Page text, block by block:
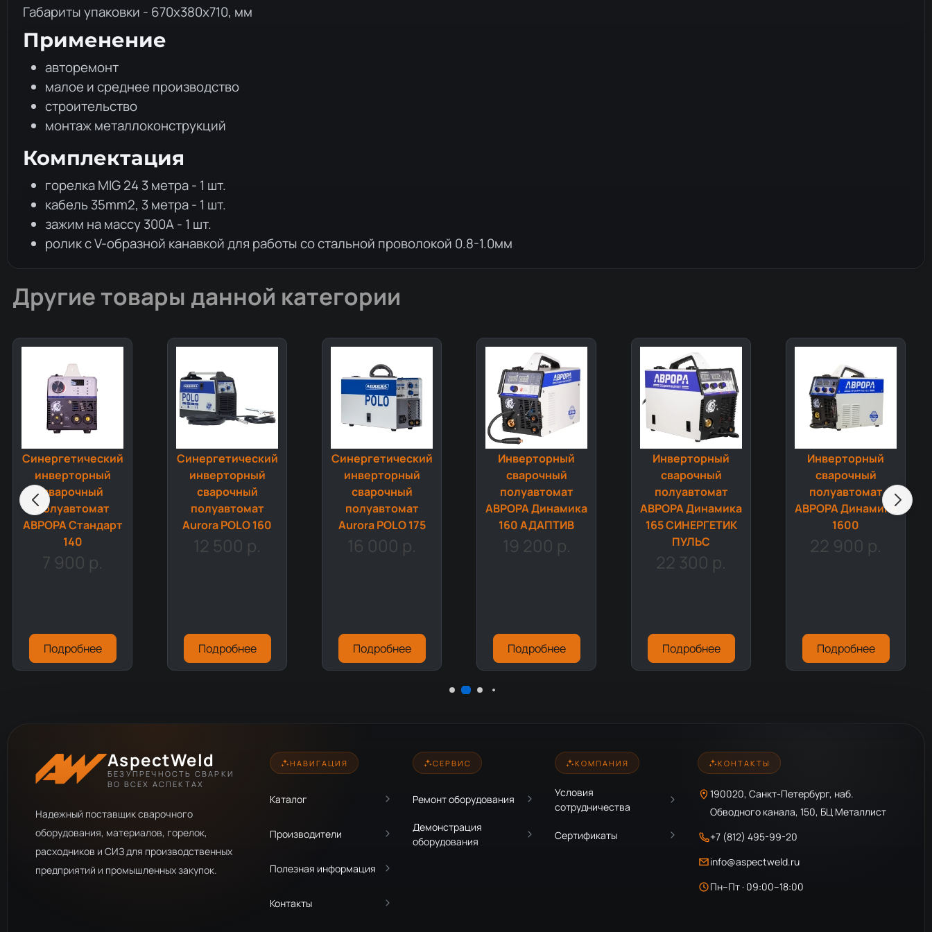
Габариты упаковки - 670х380х710, мм
Применение
авторемонт
малое и среднее производство
строительство
монтаж металлоконструкций
Комплектация
горелка MIG 24 3 метра - 1 шт.
кабель 35mm2, 3 метра - 1 шт.
зажим на массу 300А - 1 шт.
ролик с V-образной канавкой для работы со стальной проволокой 0.8-1.0мм
Другие товары данной категории
Синергетический
инверторный
сварочный
полуавтомат
АВРОРА Стандарт
140
7 900 р.
Подробнее
Синергетический
инверторный
сварочный
полуавтомат
Aurora POLO 160
12 500 р.
Подробнее
Синергетический
инверторный
сварочный
полуавтомат
Aurora POLO 175
16 000 р.
Подробнее
Инверторный
сварочный
полуавтомат
АВРОРА Динамика
160 АДАПТИВ
19 200 р.
Подробнее
Инверторный
сварочный
полуавтомат
АВРОРА Динамика
165 СИНЕРГЕТИК
ПУЛЬС
22 300 р.
Подробнее
Инверторный
сварочный
полуавтомат
АВРОРА Динамика
1600
22 900 р.
Подробнее
AspectWeld
БЕЗУПРЕЧНОСТЬ СВАРКИ
ВО ВСЕХ АСПЕКТАХ
Надежный поставщик сварочного
оборудования, материалов, горелок,
расходников и СИЗ для производственных
предприятий и промышленных закупок.
НАВИГАЦИЯ
Каталог
Производители
Полезная информация
Контакты
СЕРВИС
Ремонт оборудования
Демонстрация
оборудования
КОМПАНИЯ
Условия
сотрудничества
Сертификаты
КОНТАКТЫ
190020, Санкт-Петербург, наб.
Обводного канала, 150, БЦ Металлист
+7 (812) 495-99-20
info@aspectweld.ru
Пн–Пт · 09:00–18:00